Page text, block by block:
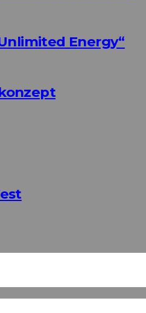
Energy“